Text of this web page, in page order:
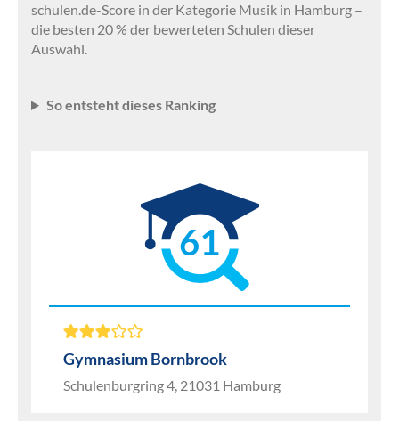
schulen.de-Score in der Kategorie Musik in Hamburg –
die besten 20 % der bewerteten Schulen dieser
Auswahl.
So entsteht dieses Ranking
61
Gymnasium Bornbrook
Schulenburgring 4, 21031 Hamburg